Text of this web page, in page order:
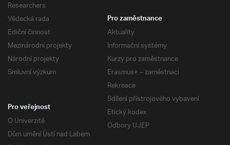
Researchers
Vědecká rada
Ediční činnost
Mezinárodní projekty
Národní projekty
Smluvní výzkum
Pro zaměstnance
Aktuality
Informační systémy
Kurzy pro zaměstnance
Erasmus+ – zaměstnaci
Rekreace
Sdílení přístrojového vybavení
Etický kodex
Odbory UJEP
Pro veřejnost
O Univerzitě
Dům umění Ústí nad Labem